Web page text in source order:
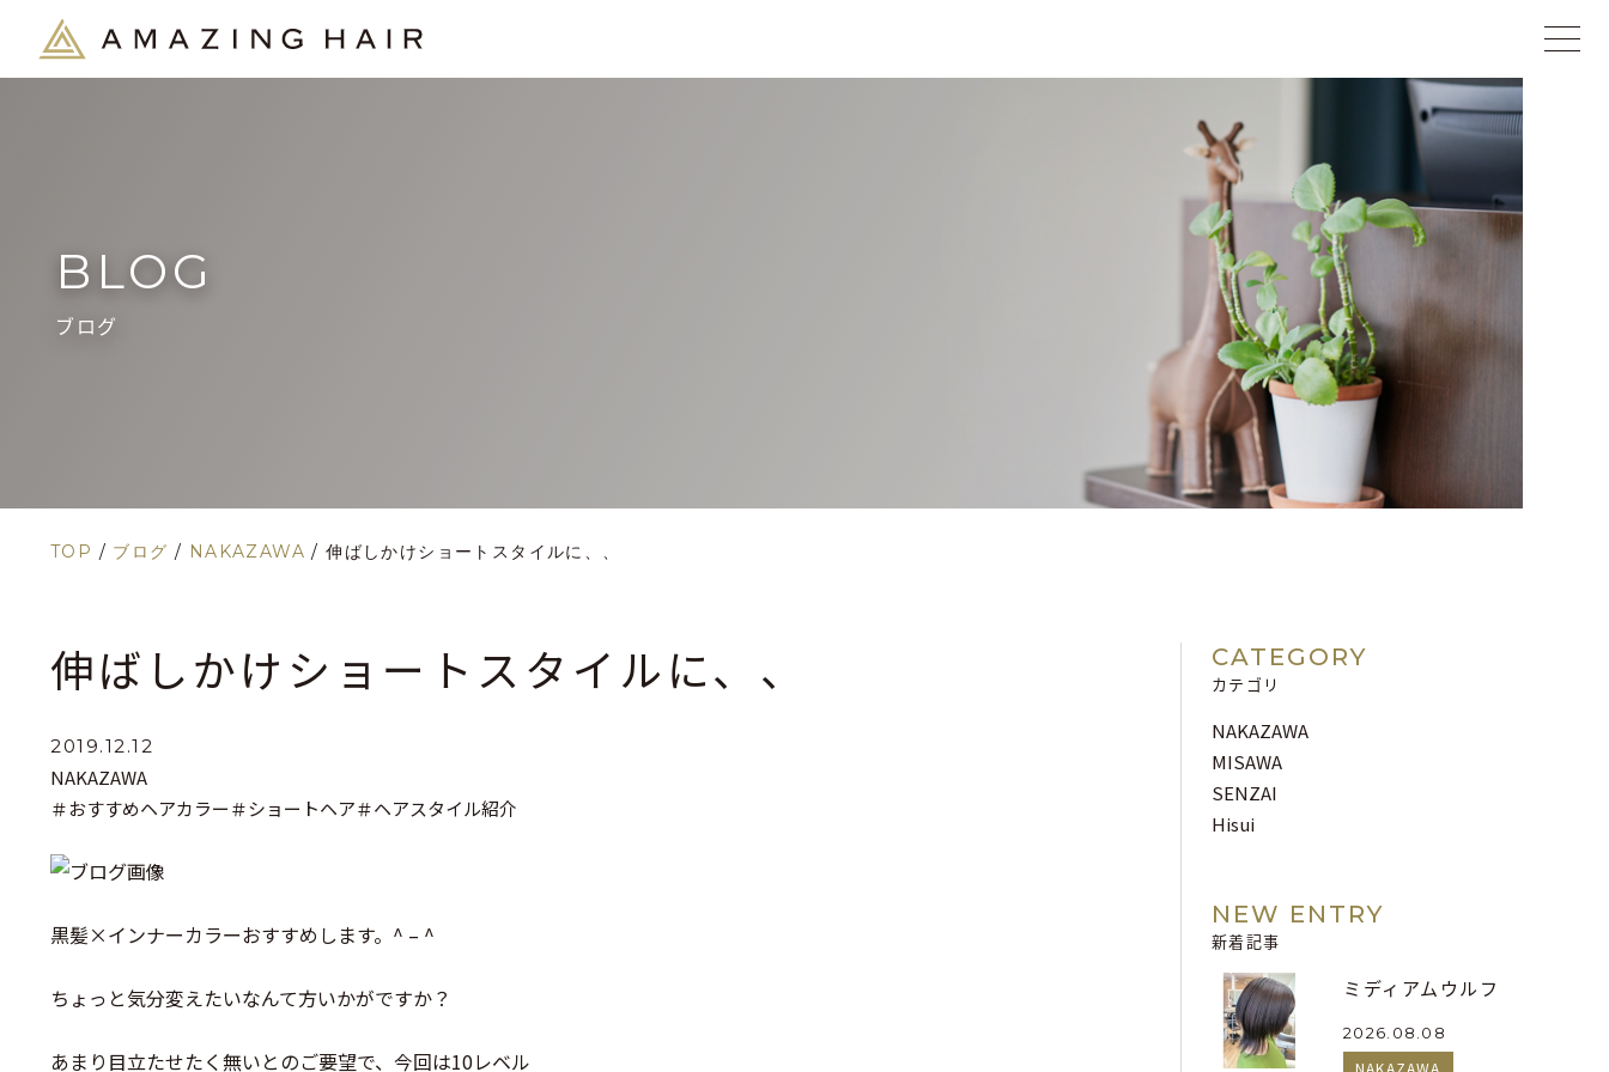
BLOG
ブログ
TOP / ブログ / NAKAZAWA /伸ばしかけショートスタイルに、、
伸ばしかけショートスタイルに、、
2019.12.12
NAKAZAWA
＃おすすめヘアカラー＃ショートヘア＃ヘアスタイル紹介
黒髪×インナーカラーおすすめします。^ – ^
ちょっと気分変えたいなんて方いかがですか？
あまり目立たせたく無いとのご要望で、今回は10レベル
CATEGORY
カテゴリ
NAKAZAWA
MISAWA
SENZAI
Hisui
NEW ENTRY
新着記事
ミディアムウルフ
2026.08.08
NAKAZAWA